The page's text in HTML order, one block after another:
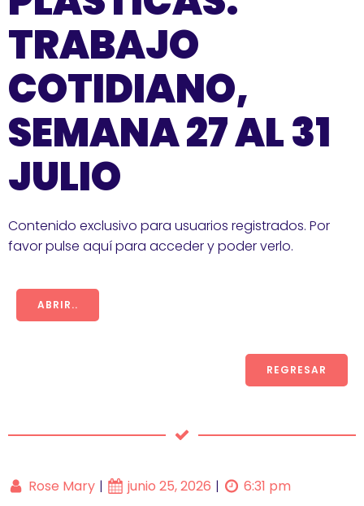
TRABAJO
COTIDIANO,
SEMANA 27 AL 31
JULIO
Contenido exclusivo para usuarios registrados. Por
favor pulse aquí para acceder y poder verlo.
ABRIR..
REGRESAR
Rose Mary | junio 25, 2026 | 6:31 pm